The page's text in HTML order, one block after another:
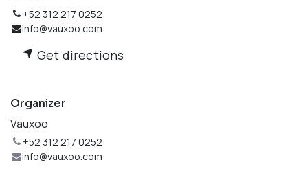
+52 312 217 0252
info@vauxoo.com
Get directions
Organizer
Vauxoo
+52 312 217 0252
info@vauxoo.com